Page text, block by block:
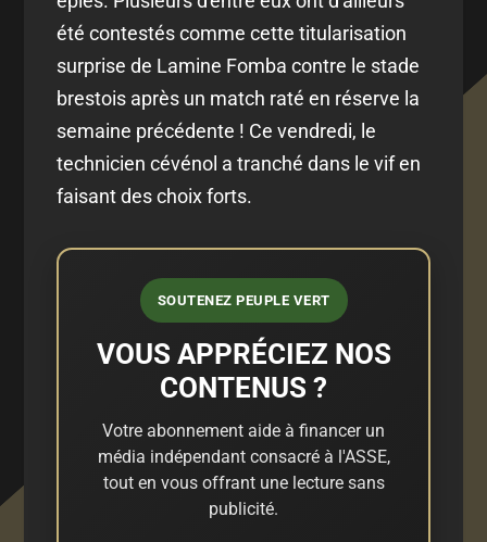
été contestés comme cette titularisation
surprise de Lamine Fomba contre le stade
brestois après un match raté en réserve la
semaine précédente ! Ce vendredi, le
technicien cévénol a tranché dans le vif en
faisant des choix forts.
SOUTENEZ PEUPLE VERT
VOUS APPRÉCIEZ NOS
CONTENUS ?
Votre abonnement aide à financer un
média indépendant consacré à l'ASSE,
tout en vous offrant une lecture sans
publicité.